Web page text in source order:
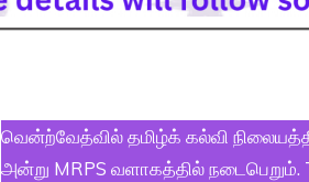
வென்ற்வேத்வில் தமிழ்க் கல்வி
அன்று MRPS வளாகத்தில் நடைபெறும்.